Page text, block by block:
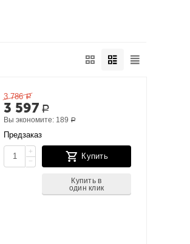
3 786 Р
3 597 Р
Вы экономите: 189 Р
Предзаказ
+
−
Купить
Купить в
один клик